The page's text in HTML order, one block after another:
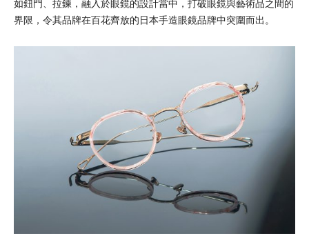
如鈕門、拉鍊，融入於眼鏡的設計當中，打破眼鏡與藝術品之間的
界限，令其品牌在百花齊放的日本手造眼鏡品牌中突圍而出。